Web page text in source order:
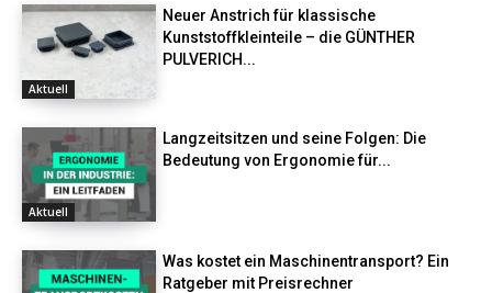
Aktuell
Neuer Anstrich für klassische
Kunststoffkleinteile – die GÜNTHER
PULVERICH...
Aktuell
Langzeitsitzen und seine Folgen: Die
Bedeutung von Ergonomie für...
Was kostet ein Maschinentransport? Ein
Ratgeber mit Preisrechner